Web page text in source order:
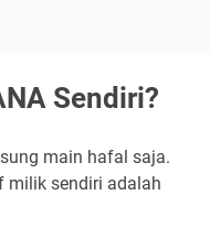
Sendiri?
main hafal saja.
milik sendiri adalah